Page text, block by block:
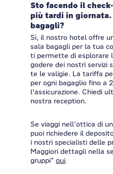
Sto facendo il
più tardi in
bagagli?
Sì, il nostro hotel offre
sala bagagli per la tua
ti permette di esplorare
godere dei nostri servizi
te le valigie. La tariffa
per ogni bagaglio fino a
l'assicurazione. Chiedi
nostra reception.
Se viaggi nell’ottica di
puoi richiedere il
i nostri specialisti delle
Maggiori dettagli nella
gruppi” qui.